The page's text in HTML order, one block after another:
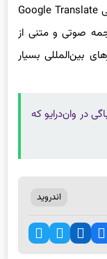
صوتی و متنی از
بین‌المللی بسیار